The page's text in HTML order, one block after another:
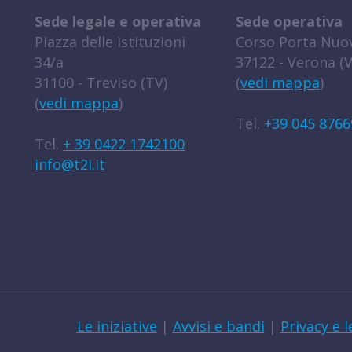
Sede legale e operativa
Piazza delle Istituzioni
34/a
31100 - Treviso (TV)
(vedi mappa)
Tel. + 39 0422 1742100
info@t2i.it
Sede operativa
Corso Porta
37122 - Verona
(vedi mappa)
Tel. +39 045
Le iniziative | Avvisi e bandi | Privacy e